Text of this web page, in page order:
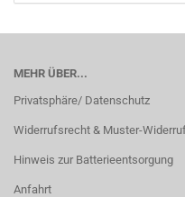
MEHR ÜBER...
Privatsphäre/ Datenschutz
Widerrufsrecht & Muster-
Hinweis zur Batterieentsorgung
Anfahrt